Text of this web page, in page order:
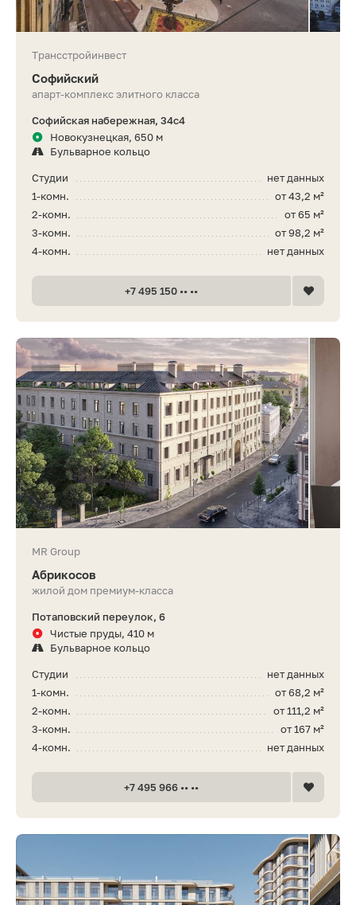
Трансстройинвест
Софийский
апарт-комплекс элитного класса
Софийская набережная, 34с4
Новокузнецкая, 650 м
Бульварное кольцо
нет данных
Студии
от 43,2 м²
1-комн.
от 65 м²
2-комн.
от 98,2 м²
3-комн.
нет данных
4-комн.
+7 495 150 •• ••
MR Group
Абрикосов
жилой дом премиум-класса
Потаповский переулок, 6
Чистые пруды, 410 м
Бульварное кольцо
нет данных
Студии
от 68,2 м²
1-комн.
от 111,2 м²
2-комн.
от 167 м²
3-комн.
нет данных
4-комн.
+7 495 966 •• ••